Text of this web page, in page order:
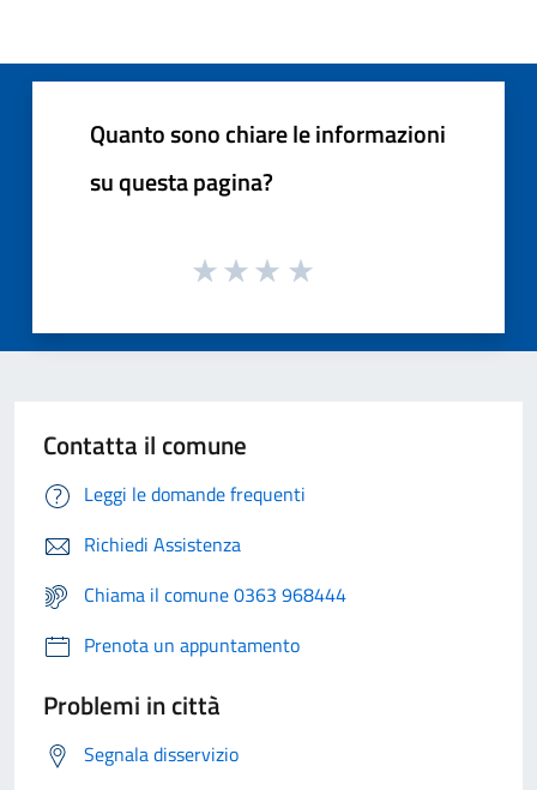
Quanto sono chiare le informazioni
su questa pagina?
Contatta il comune
Leggi le domande frequenti
Richiedi Assistenza
Chiama il comune 0363 968444
Prenota un appuntamento
Problemi in città
Segnala disservizio